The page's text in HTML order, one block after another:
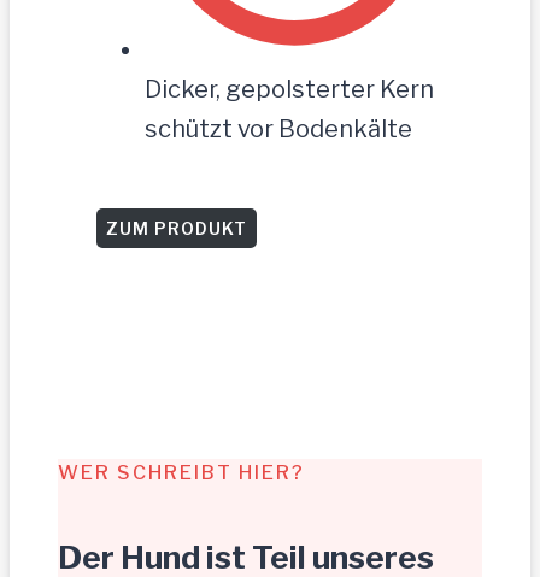
Dicker, gepolsterter Kern
schützt vor Bodenkälte
ZUM PRODUKT
WER SCHREIBT HIER?
Der Hund ist Teil unseres